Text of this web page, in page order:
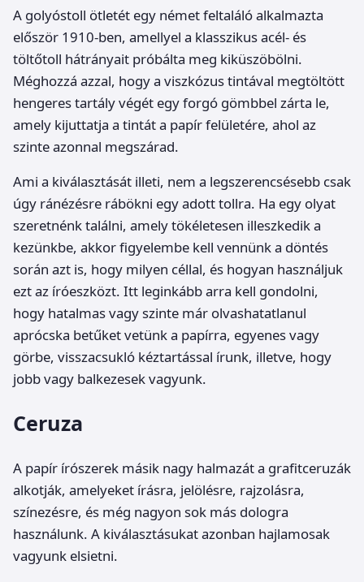
A golyóstoll ötletét egy német feltaláló alkalmazta
először 1910-ben, amellyel a klasszikus acél- és
töltőtoll hátrányait próbálta meg kiküszöbölni.
Méghozzá azzal, hogy a viszkózus tintával megtöltött
hengeres tartály végét egy forgó gömbbel zárta le,
amely kijuttatja a tintát a papír felületére, ahol az
szinte azonnal megszárad.
Ami a kiválasztását illeti, nem a legszerencsésebb csak
úgy ránézésre rábökni egy adott tollra. Ha egy olyat
szeretnénk találni, amely tökéletesen illeszkedik a
kezünkbe, akkor figyelembe kell vennünk a döntés
során azt is, hogy milyen céllal, és hogyan használjuk
ezt az íróeszközt. Itt leginkább arra kell gondolni,
hogy hatalmas vagy szinte már olvashatatlanul
aprócska betűket vetünk a papírra, egyenes vagy
görbe, visszacsukló kéztartással írunk, illetve, hogy
jobb vagy balkezesek vagyunk.
Ceruza
A papír írószerek másik nagy halmazát a grafitceruzák
alkotják, amelyeket írásra, jelölésre, rajzolásra,
színezésre, és még nagyon sok más dologra
használunk. A kiválasztásukat azonban hajlamosak
vagyunk elsietni.